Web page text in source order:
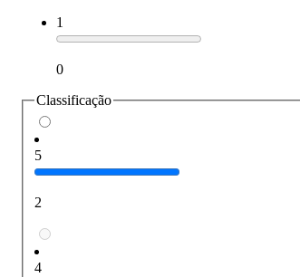
1
0
Classificação
5
2
4